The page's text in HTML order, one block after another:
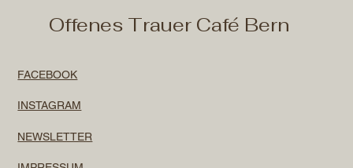
Offenes Trauer Café Bern
FACEBOOK
INSTAGRAM
NEWSLETTER